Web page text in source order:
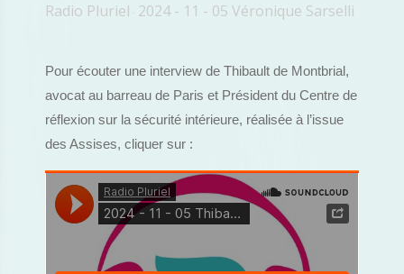
Radio Pluriel · 2024 - 11 - 05 Véronique Sarselli
Pour écouter une interview de Thibault de Montbrial,
avocat au barreau de Paris et Président du Centre de
réflexion sur la sécurité intérieure, réalisée à l’issue
des Assises, cliquer sur :